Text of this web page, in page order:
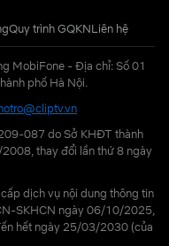
Quy trình GQKNLiên hệ
MobiFone - Địa chỉ: Số 01
phố Hà Nội.
087 do Sở KHĐT thành
thay đổi lần thứ 8 ngày
dịch vụ nội dung thông tin
SKHCN ngày 06/10/2025,
hết ngày 25/03/2030 (của